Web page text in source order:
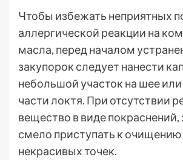
Чтобы избежать неприятных
аллергической реакции на
масла, перед началом
закупорок следует нанести
небольшой участок на шее
части локтя. При отсутствии
вещество в виде
смело приступать к
некрасивых точек.